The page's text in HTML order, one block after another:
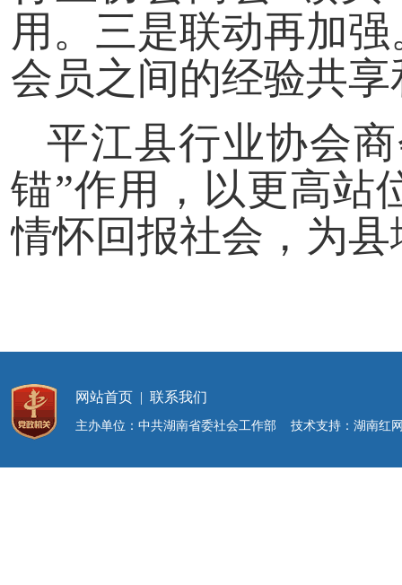
用。三是联动再加
会员之间的经验共
平江县行业协会
锚”作用，以更高站
情怀回报社会，为
网站首页 |联系我们
主办单位：中共湖南省委社会工作部 技术支持：湖南红